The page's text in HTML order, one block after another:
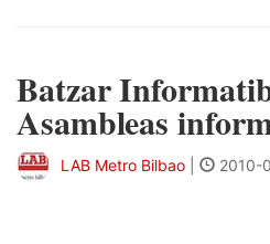
Batzar
Asambleas
LAB Metro Bilbao 2010-